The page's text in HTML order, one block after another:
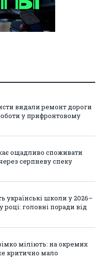
видали ремонт дороги
у прифронтовому
ощадливо споживати
серпневу спеку
українські школи у 2026–
році: головні поради від
міліють: на окремих
критично мало